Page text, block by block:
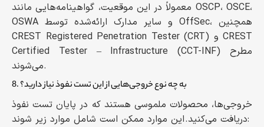
معمولاً در این موقعیت، گواهینامه‌هایی مانند OSCP، OSCE،
OSWA و سایر مدارک ارائه‌شده توسط OffSec، همچنین
CREST Registered Penetration Tester (CRT) و CREST
Certified Tester – Infrastructure (CCT-INF) مطرح
می‌شوند.
8. به چه نوع خروجی‌هایی از این تست نفوذ نیاز دارید؟
خروجی‌ها، محصولات ملموسی هستند که در پایان تست نفوذ
دریافت می‌کنید. این موارد ممکن است شامل موارد زیر شوند: